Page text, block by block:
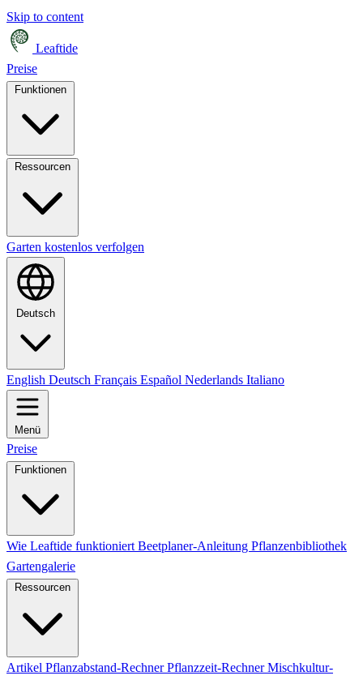
Skip to content
Leaftide
Preise
Garten kostenlos verfolgen
Deutsch
English Deutsch Français Español Nederlands Italiano
Menü
Preise
Funktionen
Wie Leaftide funktioniert Beetplaner-Anleitung Pflanzenbibliothek
Gartengalerie
Ressourcen
Artikel Pflanzabstand-RechnerPflanzzeit-RechnerMischkultur-